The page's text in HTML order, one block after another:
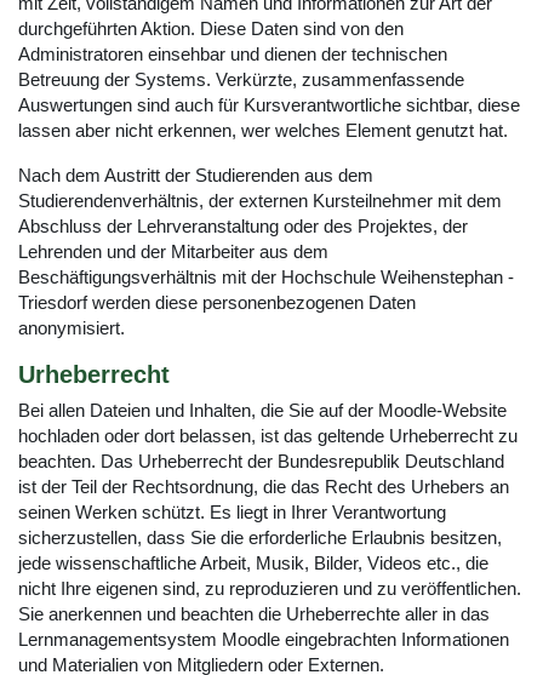
durchgeführten Aktion. Diese Daten sind von den
Administratoren einsehbar und dienen der technischen
Betreuung der Systems. Verkürzte, zusammenfassende
Auswertungen sind auch für Kursverantwortliche sichtbar, diese
lassen aber nicht erkennen, wer welches Element genutzt hat.
Nach dem Austritt der Studierenden aus dem
Studierendenverhältnis, der externen Kursteilnehmer mit dem
Abschluss der Lehrveranstaltung oder des Projektes, der
Lehrenden und der Mitarbeiter aus dem
Beschäftigungsverhältnis mit der Hochschule Weihenstephan -
Triesdorf werden diese personenbezogenen Daten
anonymisiert.
Urheberrecht
Bei allen Dateien und Inhalten, die Sie auf der Moodle-Website
hochladen oder dort belassen, ist das geltende Urheberrecht zu
beachten. Das Urheberrecht der Bundesrepublik Deutschland
ist der Teil der Rechtsordnung, die das Recht des Urhebers an
seinen Werken schützt. Es liegt in Ihrer Verantwortung
sicherzustellen, dass Sie die erforderliche Erlaubnis besitzen,
jede wissenschaftliche Arbeit, Musik, Bilder, Videos etc., die
nicht Ihre eigenen sind, zu reproduzieren und zu veröffentlichen.
Sie anerkennen und beachten die Urheberrechte aller in das
Lernmanagementsystem Moodle eingebrachten Informationen
und Materialien von Mitgliedern oder Externen.